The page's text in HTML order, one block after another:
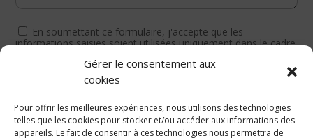
Gérer le consentement aux
cookies
Pour offrir les meilleures expériences, nous utilisons des technologies
telles que les cookies pour stocker et/ou accéder aux informations des
appareils. Le fait de consentir à ces technologies nous permettra de
RGPD *
En soumettant ce formulaire, j'accepte que les
informations saisies soient utilisées uniquement dans le cadre
laboxmobile.com, vous pouvez consulterla politique de
confidentialité ici*
ENVOYER